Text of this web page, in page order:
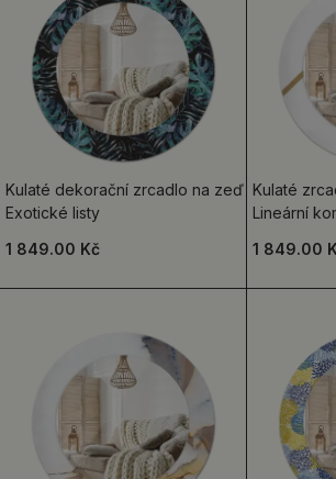
Kulaté dekorační zrcadlo na zeď
Exotické listy
1 849.00 Kč
Kulaté
Lineární
1 849.00